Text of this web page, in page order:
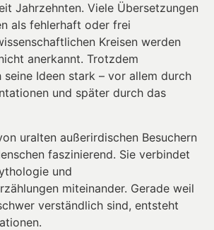
Jahrzehnten. Viele Übersetzungen
als fehlerhaft oder frei
Kreisen werden
anerkannt. Trotzdem
Ideen stark – vor allem durch
und später durch das
uralten außerirdischen Besuchern
faszinierend. Sie verbindet
und
miteinander. Gerade weil
verständlich sind, entsteht